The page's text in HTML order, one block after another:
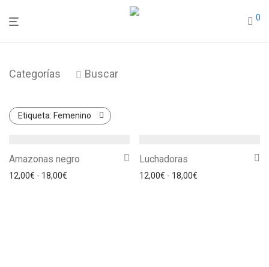
0
Categorías Buscar
Etiqueta: Femenino
Amazonas negro
12,00€ - 18,00€ Rango de precios: desde 12,00€ hasta 18,00€
Luchadoras
12,00€ - 18,00€